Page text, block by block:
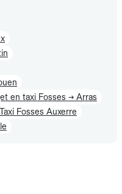
en taxi Fosses → Arras
Taxi Fosses Auxerre